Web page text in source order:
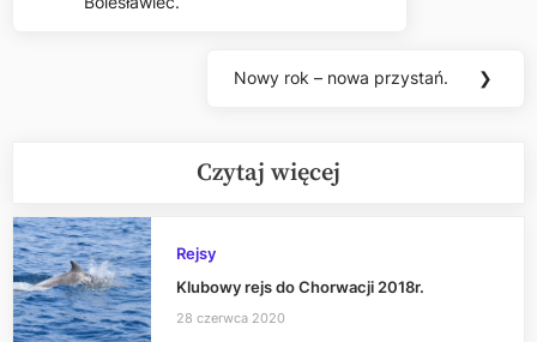
Post:
Next
Nowy rok – nowa przystań. ❯
Czytaj więcej
Rejsy
Klubowy rejs do Chorwacji 2018r.
28 czerwca 2020